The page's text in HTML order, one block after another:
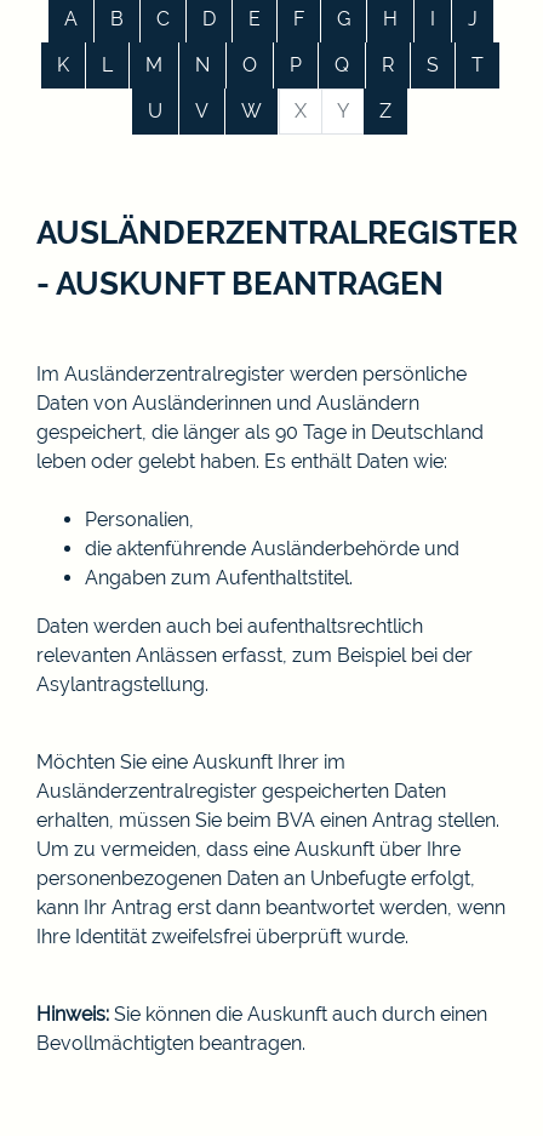
A
B C D E F G H I
J
K
L M N O P Q R S
T
U
V W X Y Z
AUSLÄNDERZENTRALREGISTER
- AUSKUNFT BEANTRAGEN
Im Ausländerzentralregister werden persönliche
Daten von Ausländerinnen und Ausländern
gespeichert, die länger als 90 Tage in Deutschland
leben oder gelebt haben. Es enthält Daten wie:
Personalien,
die aktenführende Ausländerbehörde und
Angaben zum Aufenthaltstitel.
Daten werden auch bei aufenthaltsrechtlich
relevanten Anlässen erfasst, zum Beispiel bei der
Asylantragstellung.
Möchten Sie eine Auskunft Ihrer im
Ausländerzentralregister gespeicherten Daten
erhalten, müssen Sie beim BVA einen Antrag stellen.
Um zu vermeiden, dass eine Auskunft über Ihre
personenbezogenen Daten an Unbefugte erfolgt,
kann Ihr Antrag erst dann beantwortet werden, wenn
Ihre Identität zweifelsfrei überprüft wurde.
Hinweis: Sie können die Auskunft auch durch einen
Bevollmächtigten beantragen.